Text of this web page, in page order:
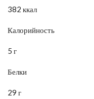
382 ккал
Калорийность
5 г
Белки
29 г